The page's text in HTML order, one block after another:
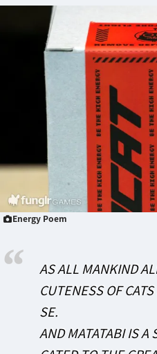
Energy Poem
AS ALL MANKIND
CUTENESS OF
SE.
AND MATATABI IS A